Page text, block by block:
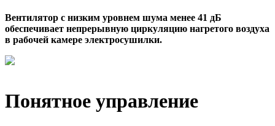
Вентилятор с низким уровнем шума менее 41 дБ
обеспечивает непрерывную циркуляцию нагретого воздуха
в рабочей камере электросушилки.
Понятное управление